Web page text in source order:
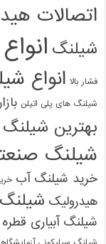
اتصالات
شیلنگ
فشار بالا انواع
شیلنگ های پلی اتیلن
بهترین
شیلنگ
خرید شیلنگ آب
هیدرولیک
شیلنگ آبیاری